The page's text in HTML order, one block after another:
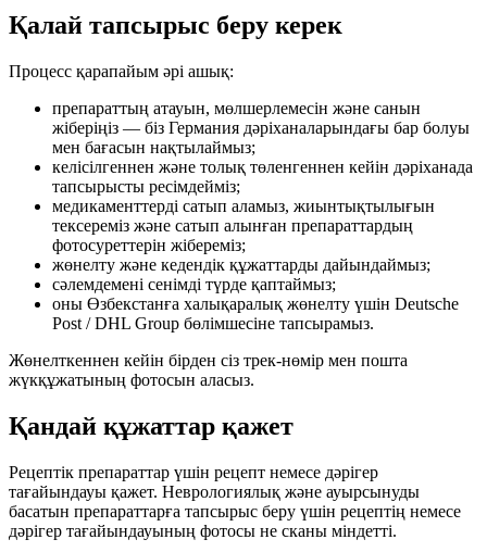
Қалай тапсырыс беру керек
Процесс қарапайым әрі ашық:
препараттың атауын, мөлшерлемесін және санын
жіберіңіз — біз Германия дәріханаларындағы бар болуы
мен бағасын нақтылаймыз;
келісілгеннен және толық төленгеннен кейін дәріханада
тапсырысты ресімдейміз;
медикаменттерді сатып аламыз, жиынтықтылығын
тексереміз және сатып алынған препараттардың
фотосуреттерін жібереміз;
жөнелту және кедендік құжаттарды дайындаймыз;
сәлемдемені сенімді түрде қаптаймыз;
оны Өзбекстанға халықаралық жөнелту үшін Deutsche
Post / DHL Group бөлімшесіне тапсырамыз.
Жөнелткеннен кейін бірден сіз трек-нөмір мен пошта
жүкқұжатының фотосын аласыз.
Қандай құжаттар қажет
Рецептік препараттар үшін рецепт немесе дәрігер
тағайындауы қажет. Неврологиялық және ауырсынуды
басатын препараттарға тапсырыс беру үшін рецептің немесе
дәрігер тағайындауының фотосы не сканы міндетті.